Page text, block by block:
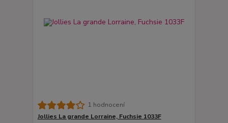
1 hodnocení
Jollies La grande Lorraine, Fuchsie 1033F